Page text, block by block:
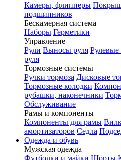
Камеры, флипперы
подшипников
Бескамерная система
Наборы Герметики
Управление
Рули Выносы руля Рулевые
руля
Тормозные системы
Ручки тормоза Дисковые
Тормозные колодки
рубашки, наконечники
Обслуживание
Рамы и компоненты
Компоненты для рамы
амортизаторов Седла
Одежда и обувь
Мужская одежда